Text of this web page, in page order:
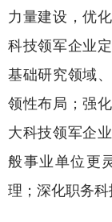
力量建设，优
科技领军企业
基础研究领域
领性布局；强
大科技领军企
般事业单位更
理；深化职务科